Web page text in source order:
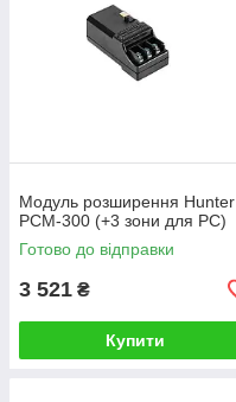
Модуль розширення Hunter
РСМ-300 (+3 зони для PC)
Готово до відправки
3 521 ₴
Купити